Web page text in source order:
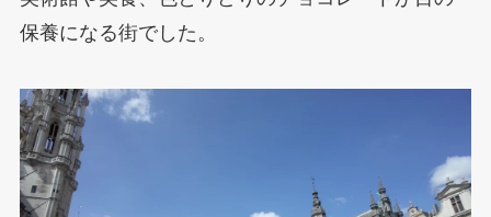
保養になる街でした。